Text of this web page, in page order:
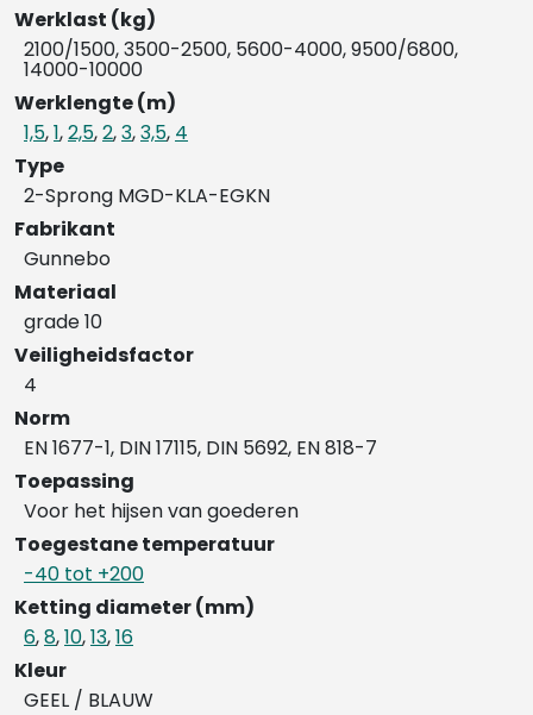
Werklast (kg)
2100/1500, 3500-2500, 5600-4000, 9500/6800,
14000-10000
Werklengte (m)
1,5,1,2,5,2,3,3,5, 4
Type
2-Sprong MGD-KLA-EGKN
Fabrikant
Gunnebo
Materiaal
grade 10
Veiligheidsfactor
4
Norm
EN 1677-1, DIN 17115, DIN 5692, EN 818-7
Toepassing
Voor het hijsen van goederen
Toegestane temperatuur
-40 tot +200
Ketting diameter (mm)
6,8,10,13,16
Kleur
GEEL / BLAUW